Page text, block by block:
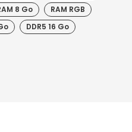
8 Go
RAM RGB
DDR5 16 Go